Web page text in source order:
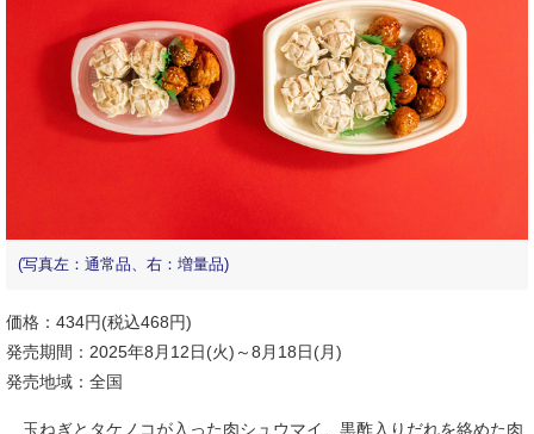
(写真左：通常品、右：増量品)
価格：434円(税込468円)
発売期間：2025年8月12日(火)～8月18日(月)
発売地域：全国
玉ねぎとタケノコが入った肉シュウマイ、黒酢入りだれを絡めた肉